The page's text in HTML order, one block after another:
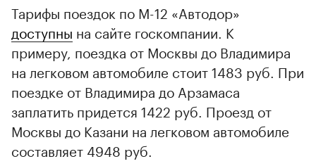
Тарифы поездок по М-12 «Автодор»
доступны на сайте госкомпании. К
примеру, поездка от Москвы до Владимира
на легковом автомобиле стоит 1483 руб. При
поездке от Владимира до Арзамаса
заплатить придется 1422 руб. Проезд от
Москвы до Казани на легковом автомобиле
составляет 4948 руб.